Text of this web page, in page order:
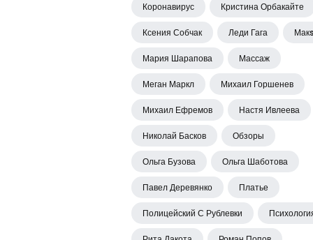
Коронавирус Кристина Орбакайте
Ксения Собчак Леди Гага
Мария Шарапова Массаж
Меган Маркл Михаил Горшенев
Михаил Ефремов Настя Ивлеева
Николай Басков Обзоры
Ольга Бузова Ольга Шаботова
Павел Деревянко Платье
Полицейский С Рублевки